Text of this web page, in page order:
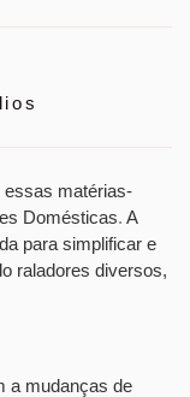
essas matérias-
Domésticas. A
para simplificar e
raladores diversos,
a mudanças de